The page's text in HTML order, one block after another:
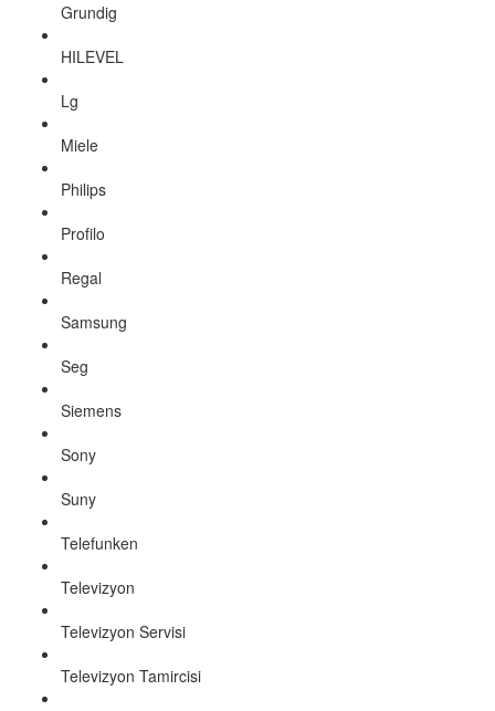
Grundig
HILEVEL
Lg
Miele
Philips
Profilo
Regal
Samsung
Seg
Siemens
Sony
Suny
Telefunken
Televizyon
Televizyon Servisi
Televizyon Tamircisi